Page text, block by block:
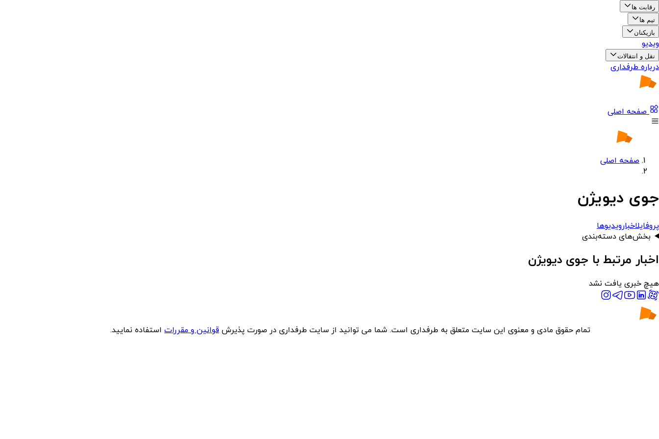
رقابت ها
تیم ها
بازیکنان
ویدیو
نقل و انتقالات
درباره طرفداری
صفحه اصلی
صفحه اصلی
جوی دیویژن
پروفایلاخبارویدیوها
بخش‌های دسته‌بندی
اخبار مرتبط با جوی دیویژن
هیچ خبری یافت نشد
تمام حقوق مادی و معنوی این سایت متعلق به طرفداری است. شما می توانید از سایت طرفداری در صورت پذیرش قوانین و مقررات استفاده نمایید.